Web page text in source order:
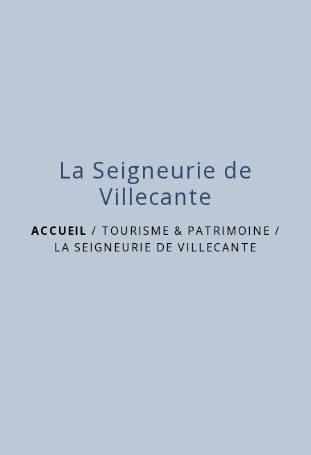
La Seigneurie de
Villecante
ACCUEIL / TOURISME & PATRIMOINE /
LA SEIGNEURIE DE VILLECANTE